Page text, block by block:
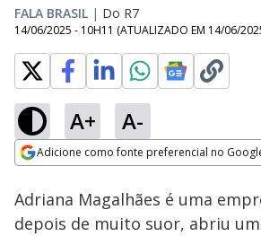
FALA BRASIL | Do R7
14/06/2025 - 10H11 (ATUALIZADO EM 14/06/
A+ A-
Adicione como fonte preferencial no
Ativar
Loaded
13.31%
Adriana Magalhães é uma
depois de muito suor, abriu